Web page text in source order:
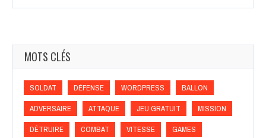
MOTS CLÉS
SOLDAT DÉFENSE WORDPRESS BALLON
ADVERSAIRE ATTAQUE JEU GRATUIT MISSION
DÉTRUIRE COMBAT VITESSE GAMES